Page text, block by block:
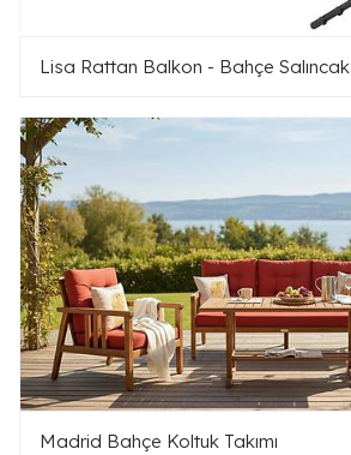
Lisa Rattan Balkon - Bahçe Salıncak
Madrid Bahçe Koltuk Takımı